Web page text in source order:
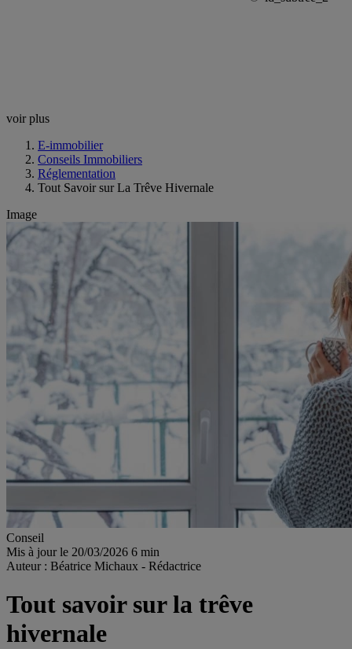
voir plus
E-immobilier
Conseils Immobiliers
Réglementation
Tout Savoir sur La Trêve Hivernale
Image
Conseil
Mis à jour le 20/03/2026 6 min
Auteur : Béatrice Michaux - Rédactrice
Tout savoir sur la trêve
hivernale